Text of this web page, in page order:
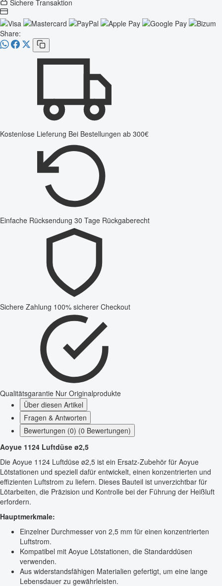
Sichere Transaktion
Share:
Kostenlose Lieferung Bei Bestellungen ab 300€
Einfache Rücksendung 30 Tage Rückgaberecht
Sichere Zahlung 100% sicherer Checkout
Qualitätsgarantie Nur Originalprodukte
Über diesen Artikel
Fragen & Antworten
Bewertungen (0) (0 Bewertungen)
Aoyue 1124 Luftdüse ø2,5
Die Aoyue 1124 Luftdüse ø2,5 ist ein Ersatz-Zubehör für Aoyue
Lötstationen und speziell dafür entwickelt, einen konzentrierten und
effizienten Luftstrom zu liefern. Dieses Bauteil ist unverzichtbar für
Lötarbeiten, die Präzision und Kontrolle bei der Führung der Heißluft
erfordern.
Hauptmerkmale:
Einzelner Durchmesser von 2,5 mm für einen konzentrierten
Luftstrom.
Kompatibel mit Aoyue Lötstationen, die Standarddüsen
verwenden.
Aus widerstandsfähigen Materialien gefertigt, um eine lange
Lebensdauer zu gewährleisten.